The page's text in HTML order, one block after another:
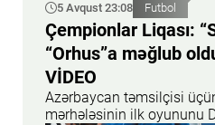
5 Avqust 23:08 Futbol
Çempionlar Liqası:
“Orhus”a məğlub
VİDEO
Azərbaycan təmsilçisi
mərhələsinin ilk oyununu